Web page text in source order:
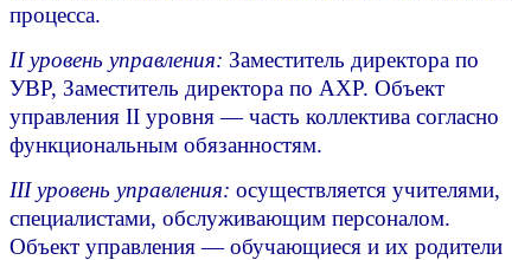
процесса.
II уровень управления: Заместитель директора по
УВР, Заместитель директора по АХР. Объект
управления II уровня — часть коллектива согласно
функциональным обязанностям.
III уровень управления: осуществляется учителями,
специалистами, обслуживающим персоналом.
Объект управления — обучающиеся и их родители